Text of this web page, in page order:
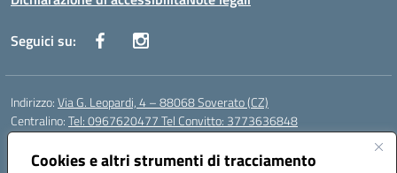
Cookies e altri strumenti di tracciamento
Seguici su:
Indirizzo:Via G. Leopardi, 4 – 88068 Soverato (CZ)
Centralino:Tel: 0967620477 Tel Convitto: 3773636848
Email:
Posta elettronica certificata (PEC):czrh04000q@pec.istruzione.it